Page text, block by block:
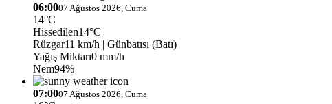
06:0007 Ağustos 2026, Cuma
14°C
Hissedilen14°C
Rüzgar11 km/h | Günbatısı (Batı)
Yağış Miktarı0 mm/h
Nem94%
07:0007 Ağustos 2026, Cuma